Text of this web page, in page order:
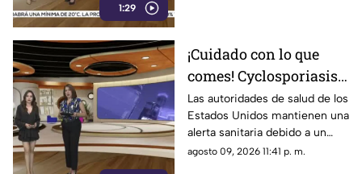
1:29
¡Cuidado con lo que
comes! Cyclosporiasis
se extiende por 34
estados de EU y
Chihuahua permanece
bajo vigilancia
Las autoridades de salud de los
Estados Unidos mantienen una
alerta sanitaria debido a un
brote de ciclosporiasis que ya
agosto 09, 2026 11:41 p. m.